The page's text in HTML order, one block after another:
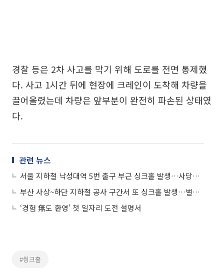
경찰 등은 2차 사고를 막기 위해 도로를 전면 통제했
다. 사고 1시간 뒤에 현장에 크레인이 도착해 차량을
끌어올렸는데 차량은 앞부분이 완전히 파손된 상태였
다.
관련 뉴스
서울 지하철 낙성대역 5번 출구 부근 싱크홀 발생…사당역→낙성대역 부분 통제
부산 사상~하단 지하철 공사 구간서 또 싱크홀 발생…벌써 6번째
‘경험 無도 환영’ 첫 일자리 도전 설명서
#씽크홀